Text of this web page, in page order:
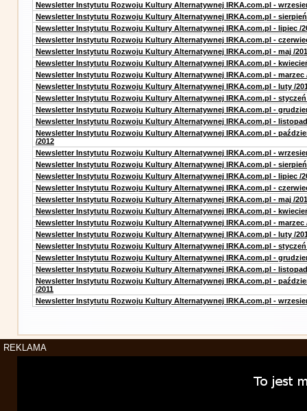
Newsletter Instytutu Rozwoju Kultury Alternatywnej IRKA.com.pl -
Newsletter Instytutu Rozwoju Kultury Alternatywnej IRKA.com.pl - sierpień
Newsletter Instytutu Rozwoju Kultury Alternatywnej IRKA.com.pl - lipiec /
Newsletter Instytutu Rozwoju Kultury Alternatywnej IRKA.com.pl -
Newsletter Instytutu Rozwoju Kultury Alternatywnej IRKA.com.pl - maj /
Newsletter Instytutu Rozwoju Kultury Alternatywnej IRKA.com.pl -
Newsletter Instytutu Rozwoju Kultury Alternatywnej IRKA.com.pl - marzec
Newsletter Instytutu Rozwoju Kultury Alternatywnej IRKA.com.pl - luty /
Newsletter Instytutu Rozwoju Kultury Alternatywnej IRKA.com.pl - styczeń
Newsletter Instytutu Rozwoju Kultury Alternatywnej IRKA.com.pl -
Newsletter Instytutu Rozwoju Kultury Alternatywnej IRKA.com.pl - listopad
Newsletter Instytutu Rozwoju Kultury Alternatywnej IRKA.com.pl -
/2012
Newsletter Instytutu Rozwoju Kultury Alternatywnej IRKA.com.pl -
Newsletter Instytutu Rozwoju Kultury Alternatywnej IRKA.com.pl - sierpień
Newsletter Instytutu Rozwoju Kultury Alternatywnej IRKA.com.pl - lipiec /
Newsletter Instytutu Rozwoju Kultury Alternatywnej IRKA.com.pl -
Newsletter Instytutu Rozwoju Kultury Alternatywnej IRKA.com.pl - maj /
Newsletter Instytutu Rozwoju Kultury Alternatywnej IRKA.com.pl -
Newsletter Instytutu Rozwoju Kultury Alternatywnej IRKA.com.pl - marzec
Newsletter Instytutu Rozwoju Kultury Alternatywnej IRKA.com.pl - luty /
Newsletter Instytutu Rozwoju Kultury Alternatywnej IRKA.com.pl - styczeń
Newsletter Instytutu Rozwoju Kultury Alternatywnej IRKA.com.pl -
Newsletter Instytutu Rozwoju Kultury Alternatywnej IRKA.com.pl - listopad
Newsletter Instytutu Rozwoju Kultury Alternatywnej IRKA.com.pl -
/2011
Newsletter Instytutu Rozwoju Kultury Alternatywnej IRKA.com.pl -
REKLAMA